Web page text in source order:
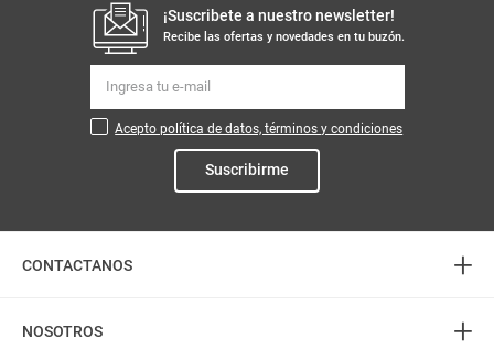
¡Suscribete a nuestro newsletter!
Recibe las ofertas y novedades en tu buzón.
Acepto política de datos, términos y condiciones
Suscribirme
CONTACTANOS +
Atención telefónica
NOSOTROS +